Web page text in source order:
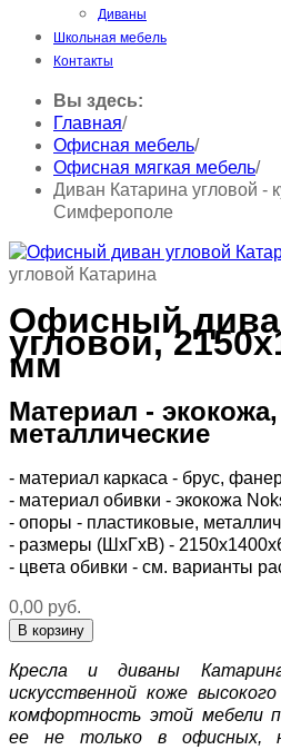
Диваны
Школьная мебель
Контакты
Вы здесь:
Главная/
Офисная мебель/
Офисная мягкая мебель/
Диван Катарина угловой -
Симферополе
угловой Катарина
Офисный
угловой,
мм
Материал -
металлические
- материал каркаса - брус,
- материал обивки - экокожа
- опоры - пластиковые,
- размеры (ШхГхВ) -
- цвета обивки - см. варианты
0,00 руб.
Кресла и диваны
искусственной коже
комфортность этой мебели
ее не только в офисных,